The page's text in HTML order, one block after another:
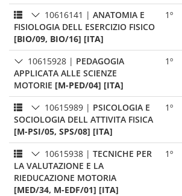
10616141 | ANATOMIA E
FISIOLOGIA DELL ESERCIZIO FISICO
[BIO/09, BIO/16] [ITA]
1º
10615928 | PEDAGOGIA
APPLICATA ALLE SCIENZE
MOTORIE [M-PED/04] [ITA]
1º
10615989 | PSICOLOGIA E
SOCIOLOGIA DELL ATTIVITA FISICA
[M-PSI/05, SPS/08] [ITA]
1º
10615938 | TECNICHE PER
LA VALUTAZIONE E LA
RIEDUCAZIONE MOTORIA
[MED/34, M-EDF/01] [ITA]
1º